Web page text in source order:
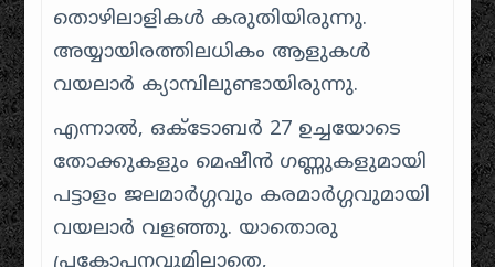
തൊഴിലാളികൾ കരുതിയിരുന്നു.
അയ്യായിരത്തിലധികം ആളുകൾ
വയലാർ ക്യാമ്പിലുണ്ടായിരുന്നു.
എന്നാൽ, ഒക്ടോബർ 27 ഉച്ചയോടെ
തോക്കുകളും മെഷീൻ ഗണ്ണുകളുമായി
പട്ടാളം ജലമാർഗ്ഗവും കരമാർഗ്ഗവുമായി
വയലാർ വളഞ്ഞു. യാതൊരു